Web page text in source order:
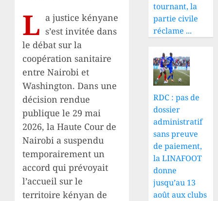
L a justice kényane
s’est invitée dans
le débat sur la
coopération sanitaire
entre Nairobi et
Washington. Dans une
décision rendue
publique le 29 mai
2026, la Haute Cour de
Nairobi a suspendu
temporairement un
accord qui prévoyait
l’accueil sur le
territoire kényan de
tournant, la
partie civile
réclame ...
RDC : pas de
dossier
administratif
sans preuve
de paiement,
la LINAFOOT
donne
jusqu’au 13
août aux clubs